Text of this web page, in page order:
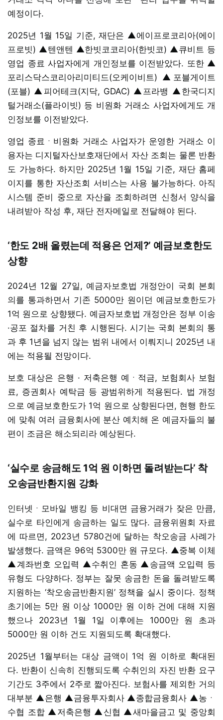
예정이다.
2025년 1월 15일 기준, 재단은 ▲에이프로코리아(에이
프로빗) ▲텐앤텐 ▲한빗코코리아(한빗코) ▲큐비트 등
영업 종료 사업자에게 개인정보를 이전받았다. 또한 ▲
포리스닥스코리아리미티드(오케이비트) ▲포블게이트
(포블) ▲피어테크(지닥, GDAC) ▲프라뱅 ▲한국디지
털거래소(플라이빗) 등 비원화 거래소 사업자에게도 개
인정보를 이전받았다.
영업 종료ㆍ비원화 거래소 사업자가 운영한 거래소 이
용자는 디지털자산보호재단에서 자산 조회는 물론 반환
도 가능하다. 하지만 2025년 1월 15일 기준, 재단 홈페
이지를 통한 자산조회 서비스는 사용 불가능하다. 아직
시스템 준비 중으로 자산을 조회하려면 신청서 양식을
내려받아 작성 후, 재단 전자메일로 전달해야 된다.
‘한도 2배 올렸는데 적용은 언제?’ 예금보호한도
상향
2024년 12월 27일, 예금자보호법 개정안이 국회 본회
의를 통과하면서 기존 5000만 원이던 예금보호한도가
1억 원으로 상향됐다. 예금자보호법 개정안은 정부 이송
·공포 절차를 거친 후 시행된다. 시기는 국회 본회의 통
과 후 1년을 넘지 않는 범위 내에서 이뤄지니 2025년 내
에는 적용될 전망이다.
보호 대상은 은행 · 저축은행 예ㆍ적금, 보험회사 보험
료, 증권회사 예탁금 등 광범위하게 적용된다. 법 개정
으로 예금보호한도가 1억 원으로 상향된다면, 현행 한도
에 맞춰 여러 금융회사에 분산 예치해 온 예금자들의 불
편이 조금은 해소되리라 예상된다.
‘실수로 송금해도 1억 원 이하면 돌려받는다’ 착
오송금반환지원 강화
인터넷ㆍ모바일 뱅킹 등 비대면 금융거래가 잦은 만큼,
실수로 타인에게 송금하는 일도 많다. 금융위원회 자료
에 따르면, 2023년 5780건에 달하는 착오송금 사례가
발생했다. 금액은 96억 5300만 원 규모다. ▲중복 이체
▲계좌번호 오입력 ▲수취인 혼동 ▲송금액 오입력 등
유형도 다양하다. 정부는 잘못 송금한 돈을 돌려받도록
지원하는 ‘착오송금반환지원’ 정책을 실시 중이다. 정책
초기에는 5만 원 이상 1000만 원 이하 건에 대해 지원
했으나 2023년 1월 1일 이후에는 1000만 원 초과
5000만 원 이하 건도 지원되도록 확대했다.
2025년 1월부터는 대상 금액이 1억 원 이하로 확대된
다. 반환이 신속히 진행되도록 수취인의 자진 반환 요구
기간도 3주에서 2주로 짧아진다. 보험사를 제외한 거의
대부분 ▲은행 ▲금융투자회사 ▲종합금융회사 ▲농ㆍ
수협 조합 ▲저축은행 ▲신협 ▲새마을금고 및 중앙회